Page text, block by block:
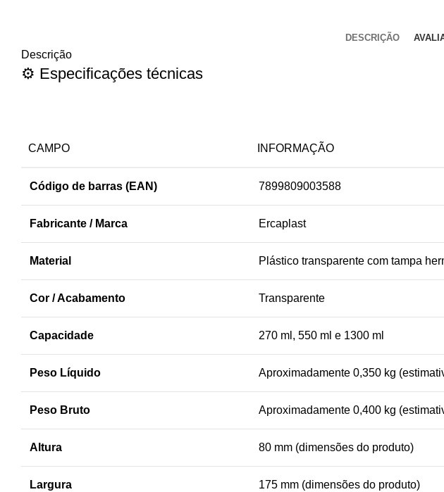
DESCRIÇÃO
Descrição
⚙️ Especificações técnicas
CAMPO INFORMAÇÃO
Código de barras (EAN) 7899809003588
Fabricante / Marca Ercaplast
Material Plástico transparente com tampa
Cor / Acabamento Transparente
Capacidade 270 ml, 550 ml e 1300 ml
Peso Líquido Aproximadamente 0,350 kg
Peso Bruto Aproximadamente 0,400 kg
Altura 80 mm (dimensões do produto)
Largura 175 mm (dimensões do produto)